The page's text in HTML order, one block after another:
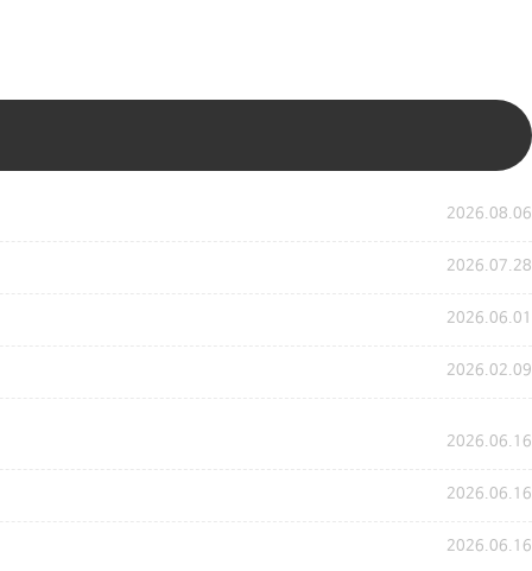
2026.08.06
2026.07.28
2026.06.01
2026.02.09
2026.06.16
2026.06.16
2026.06.16